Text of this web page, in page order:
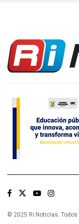
© 2025 Ri Noticias.